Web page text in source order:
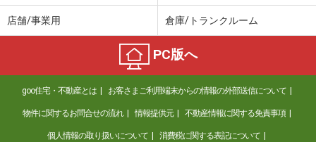
栃木県下都賀郡壬生町中央町
5.95万円
住 所
栃木県下都賀郡壬生町中央町
専有面積 50.53m²
間取り
2LDK
栃木県宇都宮市砥上町
店舗/事業用 倉庫/トランクルーム
PC版へ
goo住宅・不動産とは お客さまご利用端末からの情報の外部送信について
物件に関するお問合せの流れ 情報提供元 不動産情報に関する免責事項
個人情報の取り扱いについて 消費税に関する表記について